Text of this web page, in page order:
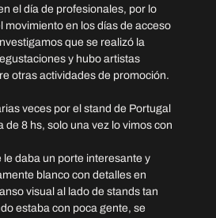
el día de profesionales, por lo
movimiento en los días de acceso
que se realizó la
y hubo artistas
otras actividades de promoción.
veces por el stand de Portugal
de 8 hs, solo una vez lo vimos con
le daba un porte interesante y
blanco con detalles en
visual al lado de stands tan
estaba con poca gente, se